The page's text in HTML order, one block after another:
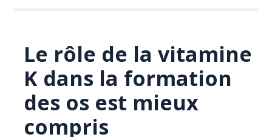
Le rôle de la vitamine
K dans la formation
des os est mieux
compris